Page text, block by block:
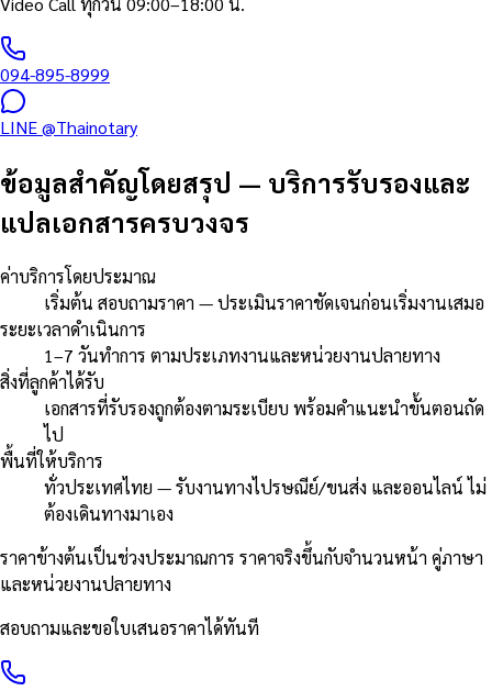
094-895-8999
LINE @Thainotary
ข้อมูลสำคัญโดยสรุป — บริการรับรองและ
แปลเอกสารครบวงจร
ค่าบริการโดยประมาณ
เริ่มต้น สอบถามราคา — ประเมินราคาชัดเจนก่อนเริ่มงานเสมอ
ระยะเวลาดำเนินการ
1–7 วันทำการ ตามประเภทงานและหน่วยงานปลายทาง
สิ่งที่ลูกค้าได้รับ
เอกสารที่รับรองถูกต้องตามระเบียบ พร้อมคำแนะนำขั้นตอนถัด
ไป
พื้นที่ให้บริการ
ทั่วประเทศไทย — รับงานทางไปรษณีย์/ขนส่ง และออนไลน์ ไม่
ต้องเดินทางมาเอง
ราคาข้างต้นเป็นช่วงประมาณการ ราคาจริงขึ้นกับจำนวนหน้า คู่ภาษา
และหน่วยงานปลายทาง
สอบถามและขอใบเสนอราคาได้ทันที